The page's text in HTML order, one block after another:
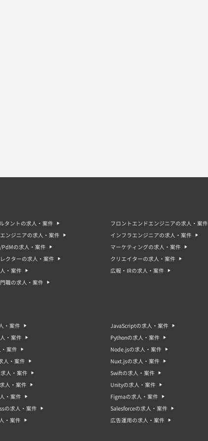
タントの求人・案件 フロントエンドエンジニアの求人・案件
ンジニアの求人・案件 インフラエンジニアの求人・案件
PdMの求人・案件 マーケティングの求人・案件
クターの求人・案件 クリエイターの求人・案件
・案件 広報・IRの求人・案件
職の求人・案件
・案件 JavaScriptの求人・案件
・案件 Pythonの求人・案件
・案件 Node.jsの求人・案件
人・案件 Nuxt.jsの求人・案件
人・案件 Swiftの求人・案件
人・案件 Unityの求人・案件
・案件 Figmaの求人・案件
の求人・案件 Salesforceの求人・案件
・案件 広告運用の求人・案件